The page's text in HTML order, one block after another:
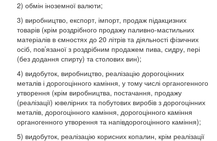
2) обмін іноземної валюти;
3) виробництво, експорт, імпорт, продаж підакцизних
товарів (крім роздрібного продажу паливно-мастильних
матеріалів в ємностях до 20 літрів та діяльності фізичних
осіб, пов’язаної з роздрібним продажем пива, сидру, пері
(без додання спирту) та столових вин);
4) видобуток, виробництво, реалізацію дорогоцінних
металів і дорогоцінного каміння, у тому числі органогенного
утворення (крім виробництва, постачання, продажу
(реалізації) ювелірних та побутових виробів з дорогоцінних
металів, дорогоцінного каміння, дорогоцінного каміння
органогенного утворення та напівдорогоцінного каміння);
5) видобуток, реалізацію корисних копалин, крім реалізації